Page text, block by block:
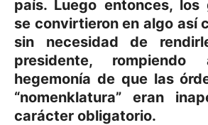
país. Luego entonces, los
se convirtieron en algo así
sin necesidad de
presidente,
hegemonía de que las
“nomenklatura” eran
carácter obligatorio.